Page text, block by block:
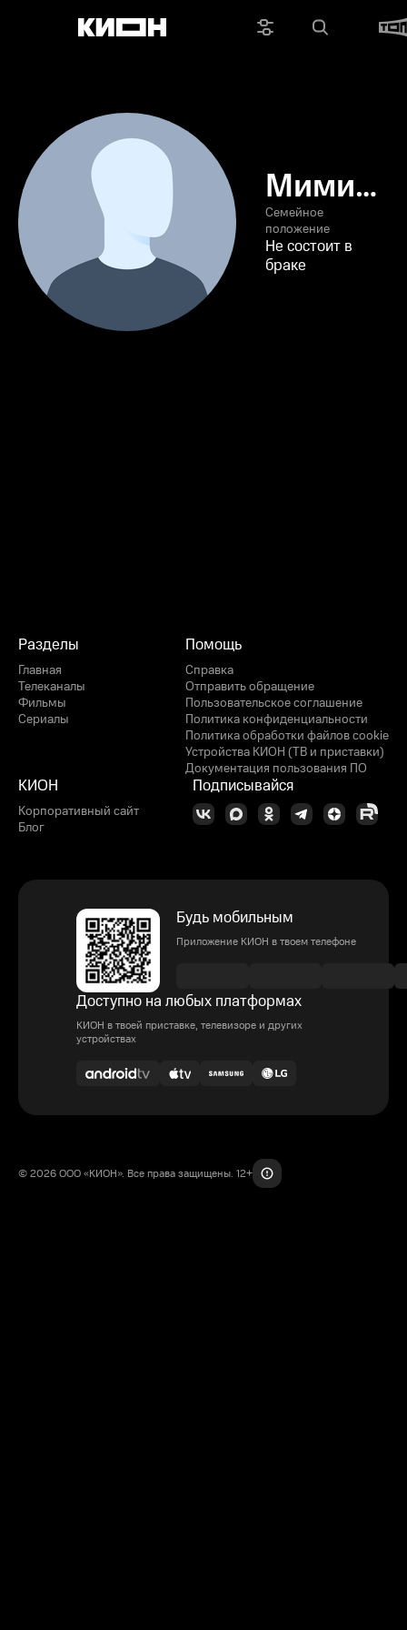
Мими
Чика
Семейное
положение
Не состоит в
браке
Разделы
Главная
Телеканалы
Фильмы
Сериалы
Помощь
Справка
Отправить обращение
Пользовательское соглашение
Политика конфиденциальности
Политика обработки файлов cookie
Устройства КИОН (ТВ и приставки)
Документация пользования ПО
КИОН
Корпоративный сайт
Блог
Подписывайся
Будь мобильным
Приложение КИОН в твоем телефоне
Доступно на любых платформах
КИОН в твоей приставке, телевизоре и других
устройствах
© 2026 ООО «КИОН». Все права защищены. 12+